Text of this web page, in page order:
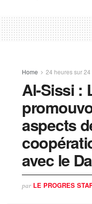
Home 24 heures sur 24
Al-Sissi :
aspects
avec le
par LE PROGRES